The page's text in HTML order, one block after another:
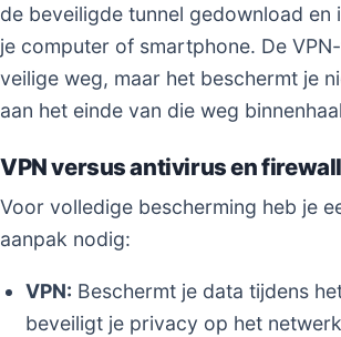
de beveiligde tunnel gedownload en
je computer of smartphone. De
veilige weg, maar het beschermt je
aan het einde van die weg
VPN versus antivirus en firewall
Voor volledige bescherming heb je
aanpak nodig:
VPN: Beschermt je data tijdens
beveiligt je privacy op het